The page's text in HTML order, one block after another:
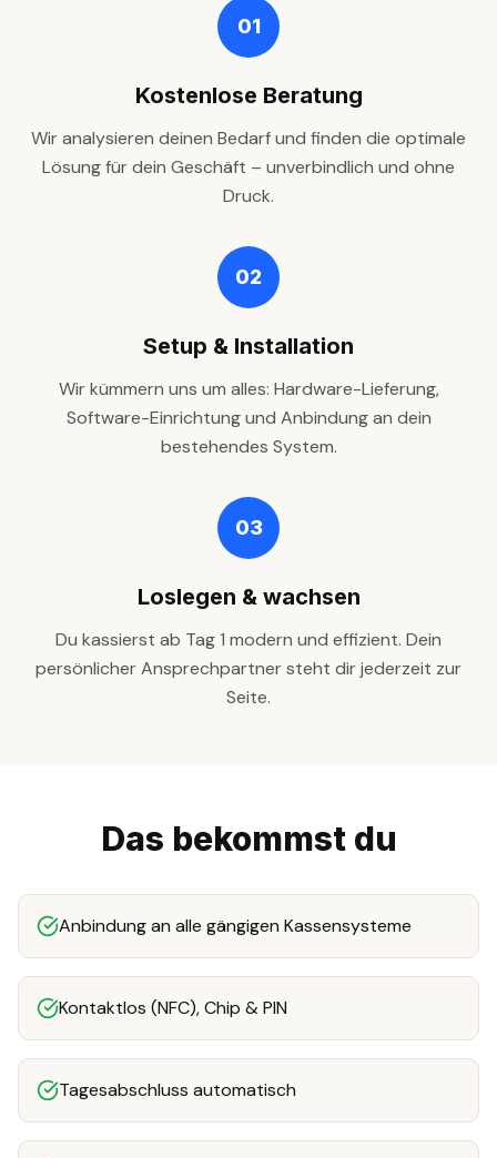
01
Kostenlose Beratung
Wir analysieren deinen Bedarf und finden die optimale
Lösung für dein Geschäft – unverbindlich und ohne
Druck.
02
Setup & Installation
Wir kümmern uns um alles: Hardware-Lieferung,
Software-Einrichtung und Anbindung an dein
bestehendes System.
03
Loslegen & wachsen
Du kassierst ab Tag 1 modern und effizient. Dein
persönlicher Ansprechpartner steht dir jederzeit zur
Seite.
Das bekommst du
Anbindung an alle gängigen Kassensysteme
Kontaktlos (NFC), Chip & PIN
Tagesabschluss automatisch